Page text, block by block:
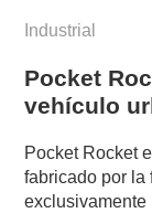
Industrial
Pocket
vehículo
Pocket Rocket
fabricado por la
exclusivamente